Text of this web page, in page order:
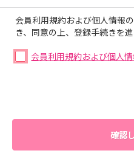
会員利用規約および個人情報
き、同意の上、登録手続きを進
会員利用規約および個人
確認